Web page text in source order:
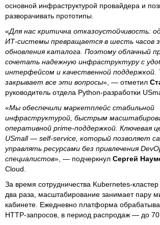
основной инфраструктурой провайдера и
разворачивать прототипы.
«Для нас критична отказоустойчивость:
ИТ-системы превращается в шесть часов
обновления каталога. Поэтому облачный
сочетать надежную инфраструктуру с
интерфейсом и качественной поддержкой.
закрывает все эти вопросы», — отметил
руководитель отдела Python-разработки
«Мы обеспечили маркетплейс стабильной
инфраструктурой, быстрым
оперативной prime-поддержкой. Ключевая
USmall — self-service, который позволяет
управлять ресурсами без привлечения
специалистов», — подчеркнул Сергей
Cloud.
За время сотрудничества Kubernetes-
два раза, масштабирование занимает пару
кабинете. Ежедневно платформа
HTTP‑запросов, в период распродаж — до